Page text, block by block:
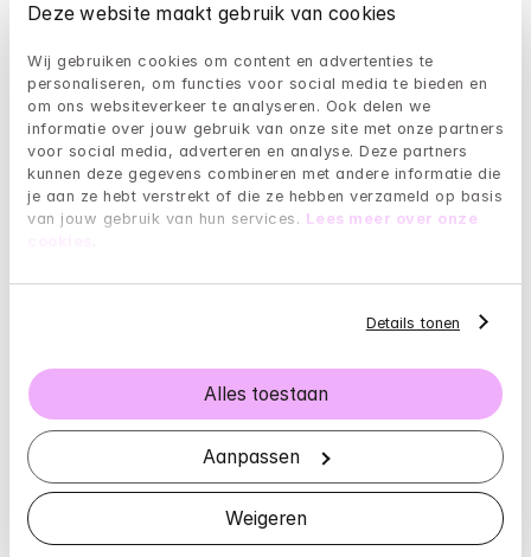
Deze website maakt gebruik van cookies
Wij gebruiken cookies om content en advertenties te
personaliseren, om functies voor social media te bieden en
om ons websiteverkeer te analyseren. Ook delen we
informatie over jouw gebruik van onze site met onze partners
voor social media, adverteren en analyse. Deze partners
kunnen deze gegevens combineren met andere informatie die
je aan ze hebt verstrekt of die ze hebben verzameld op basis
van jouw gebruik van hun services. Lees meer over onze
Details tonen
Alles toestaan
Aanpassen
Weigeren
Stress is een natuurlijke reactie van het lichaam op
uitdagingen en kan, net als angst, je slaapkwaliteit
aanzienlijk beïnvloeden. Chronische stress houdt je
hersenen in een overactieve staat, vergelijkbaar met
angst, waardoor het moeilijk is om 's nachts tot rust te
komen. Dit kan leiden tot slapeloosheid, waarbij je
moeite hebt om in slaap te vallen of te blijven slapen.
als je de hele nacht in bed hebt gelegen. De slaap die
je krijgt, is vaak oppervlakkig en niet verkwikkend,
te herstellen en te ontspannen. Dit kan op de lange
termijn leiden tot gezondheidsproblemen.
Wat zijn de langetermijneffecten van angst
en slaaptekort op de gezondheid?
Chronische angst en slaaptekort kunnen ernstige